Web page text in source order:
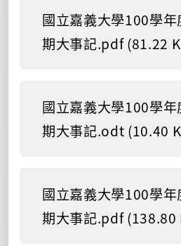
國立嘉義大學100學
期大事記.pdf (81.22
國立嘉義大學100學
期大事記.odt (10.40
國立嘉義大學100學
期大事記.pdf (138.80